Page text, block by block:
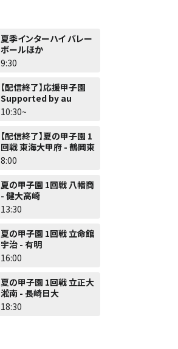
夏季インターハイ バレー
ボールほか
9:30
【配信終了】応援甲子園
Supported by au
10:30~
【配信終了】夏の甲子園 1
回戦 東海大甲府 - 鶴岡東
8:00
夏の甲子園 1回戦 八幡商
- 健大高崎
13:30
夏の甲子園 1回戦 立命館
宇治 - 有明
16:00
夏の甲子園 1回戦 立正大
淞南 - 長崎日大
18:30